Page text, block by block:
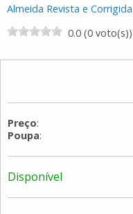
Almeida Revista e Corrigida
0.0 (0 voto(s))
Preço:
Poupa:
Disponível